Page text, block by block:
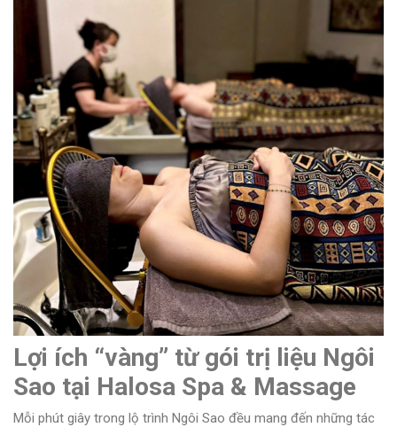
Lợi ích “vàng” từ gói trị liệu Ngôi
Sao tại Halosa Spa & Massage
Mỗi phút giây trong lộ trình Ngôi Sao đều mang đến những tác